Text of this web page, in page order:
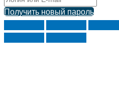
Получить новый пароль